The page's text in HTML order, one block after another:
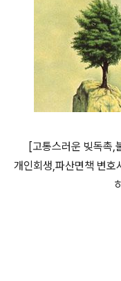
[고통스러운 빚독촉,
개인회생,파산면책 변호